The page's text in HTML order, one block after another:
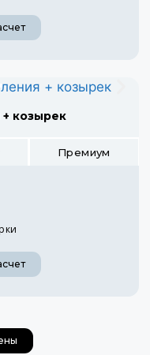
козырек
Премиум